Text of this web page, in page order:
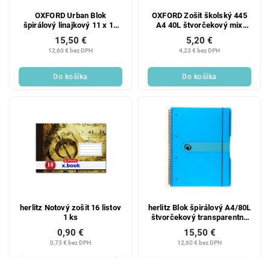
OXFORD Urban Blok
špirálový linajkový 11 x 17
12,60 € bez DPH
15,50 €
Do košíka
OXFORD Zošit školský 445
A4 40L štvorčekový mix
4,23 € bez DPH
5,20 €
Do košíka
herlitz Notový zošit 16 listov
1 ks
0,73 € bez DPH
0,90 €
herlitz Blok špirálový A4/80L
štvorčekový transparentný
12,60 € bez DPH
15,50 €